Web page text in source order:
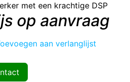
met een krachtige DSP
op aanvraag
aan verlanglijst